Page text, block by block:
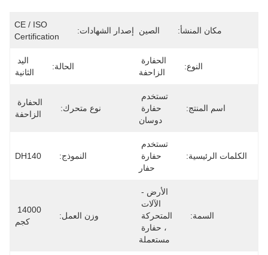
مكان المنشأ: الصين إصدار الشهادات:
CE / ISO
Certification
النوع:
الزاحفة
الحالة:
الثانية
اسم المنتج:
دوسان
نوع متحرك:
الزاحفة
الكلمات الرئيسية:
حفار
النموذج: DH140
السمة:
مستعملة
وزن العمل:
كجم